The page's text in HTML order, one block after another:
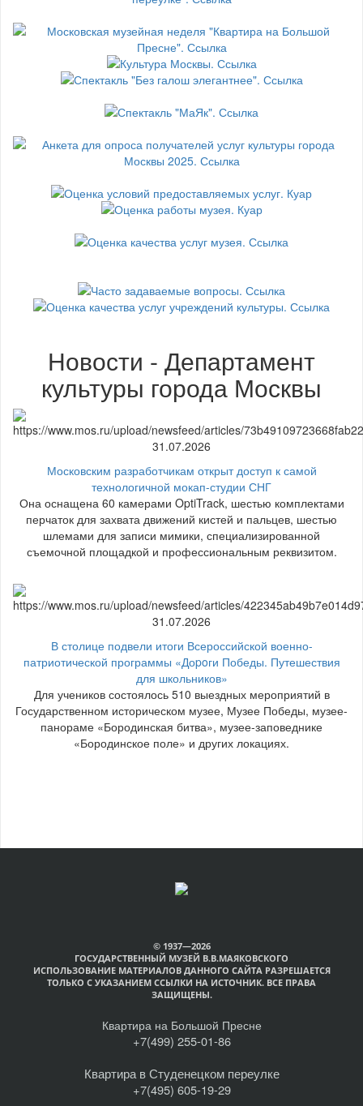
Новости - Департамент
культуры города Москвы
31.07.2026
Московским разработчикам открыт доступ к самой
технологичной мокап-студии СНГ
Она оснащена 60 камерами OptiTrack, шестью комплектами
перчаток для захвата движений кистей и пальцев, шестью
шлемами для записи мимики, специализированной
съемочной площадкой и профессиональным реквизитом.
31.07.2026
В столице подвели итоги Всероссийской военно-
патриотической программы «Доpoги Победы. Путешествия
для школьников»
Для учеников состоялось 510 выездных мероприятий в
Государственном историческом музее, Музее Победы, музее-
панораме «Бородинская битва», музее-заповеднике
«Бородинское поле» и других локациях.
© 1937—2026
ГОСУДАРСТВЕННЫЙ МУЗЕЙ В.В.МАЯКОВСКОГО
ИСПОЛЬЗОВАНИЕ МАТЕРИАЛОВ ДАННОГО САЙТА РАЗРЕШАЕТСЯ
ТОЛЬКО С УКАЗАНИЕМ ССЫЛКИ НА ИСТОЧНИК. ВСЕ ПРАВА
ЗАЩИЩЕНЫ.
Квартира на Большой Пресне
+7(499) 255-01-86
Квартира в Студенецком переулке
+7(495) 605-19-29